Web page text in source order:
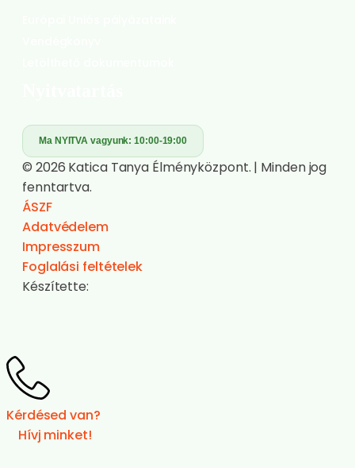
Ma NYITVA vagyunk:10:00-19:00
© 2026 Katica Tanya Élményközpont. | Minden jog
fenntartva.
ÁSZF
Adatvédelem
Impresszum
Foglalási feltételek
Készítette:
Kérdésed van?
Hívj minket!